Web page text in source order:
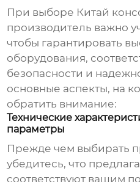
При выборе Китай
производитель важно
чтобы гарантировать
оборудования,
безопасности и
основные аспекты, на
обратить внимание:
Технические
параметры
Прежде чем выбирать
убедитесь, что
соответствуют вашим